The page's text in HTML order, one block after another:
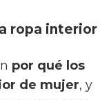
ropa interior
por qué los
de mujer, y